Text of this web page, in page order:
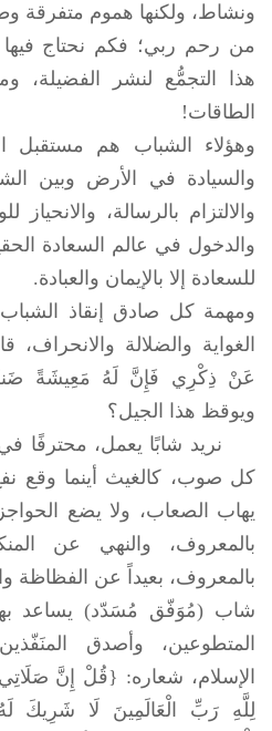
ونشاط، ولكنها هموم متفرقة
من رحم ربي؛ فكم نحتاج
هذا التجمُّع لنشر الفضيلة،
الطاقات!
وهؤلاء الشباب هم مستقبل
والسيادة في الأرض وبين
والالتزام بالرسالة،
والدخول في عالم السعادة
للسعادة إلا بالإيمان والعبادة.
ومهمة كل صادق إنقاذ الشباب
الغواية والضلالة
عَنْ ذِكْرِي فَإِنَّ لَهُ مَعِيشَةً
ويوقظ هذا الجيل؟
نريد شابًا يعمل، محترفًا
كل صوب، كالغيث أينما وقع
يهاب الصعاب، ولا يضع
بالمعروف، والنهي عن
بالمعروف، بعيداً عن الفظاظة
شاب (مُوَفّق مُسَدّد) يساعد
المتطوعين، وأصدق
الإسلام، شعاره: {قُلْ إِنَّ
لِلَّهِ رَبِّ الْعَالَمِينَ لَا شَرِيكَ